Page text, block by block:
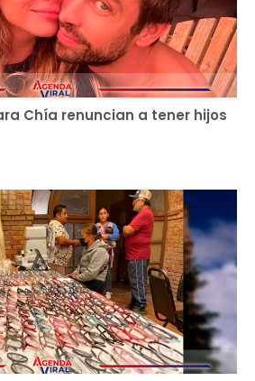
Chía renuncian a tener hijos